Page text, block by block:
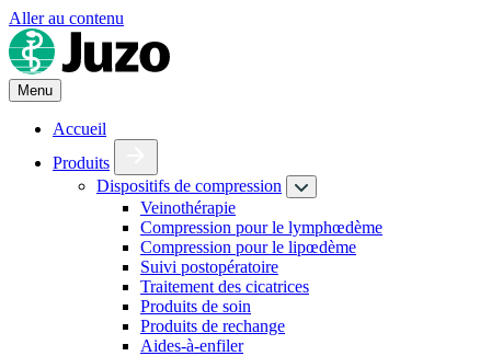
Aller au contenu
Menu
Accueil
Produits
Dispositifs de compression
Veinothérapie
Compression pour le lymphœdème
Compression pour le lipœdème
Suivi postopératoire
Traitement des cicatrices
Produits de soin
Produits de rechange
Aides-à-enfiler